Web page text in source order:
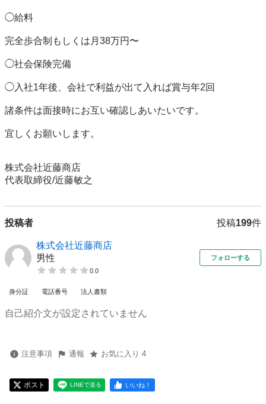
◯給料
完全歩合制もしくは月38万円〜
◯社会保険完備
◯入社1年後、会社で利益が出て入れば賞与年2回
諸条件は面接時にお互い確認しあいたいです。
宜しくお願いします。
株式会社近藤商店
投稿者 投稿199件
株式会社近藤商店
男性
0.0
フォローする
身分証 電話番号 法人書類
自己紹介文が設定されていません
注意事項 通報 お気に入り 4
ポスト LINEで送る いいね！